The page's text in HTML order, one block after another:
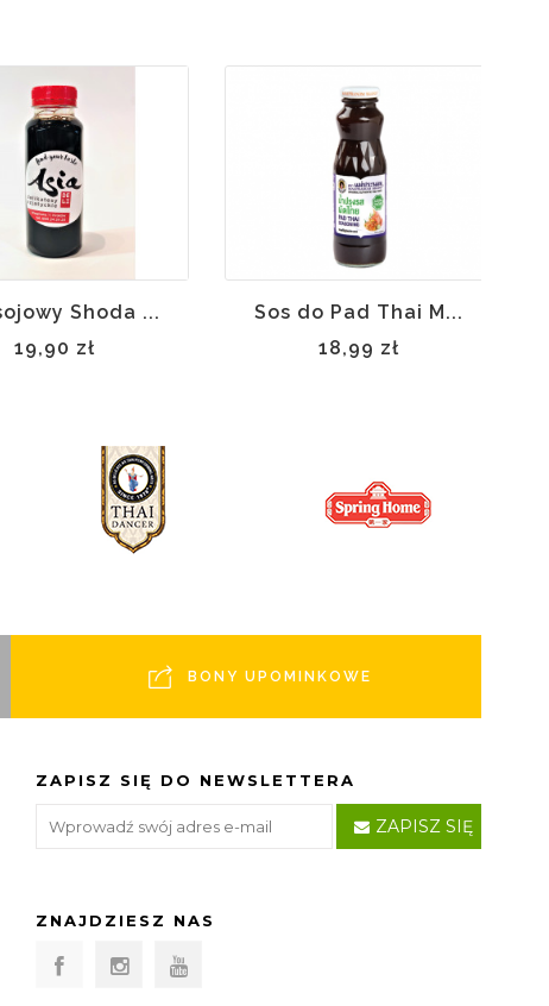
Shoda ...
19,90 zł
Sos do Pad Thai M...
18,99 zł
BONY UPOMINKOWE
ZAPISZ SIĘ DO NEWSLETTERA
ZAPISZ SIĘ
ZNAJDZIESZ NAS